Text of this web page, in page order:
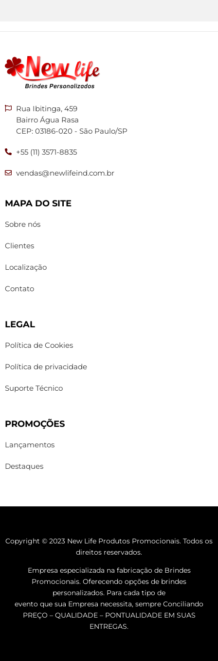
Rua Ibitinga, 459
Bairro Água Rasa
CEP: 03186-020 - São Paulo/SP
+55 (11) 3571-8835
vendas@newlifeind.com.br
MAPA DO SITE
Sobre nós
Clientes
Localização
Contato
LEGAL
Política de Cookies
Política de privacidade
Suporte Técnico
PROMOÇÕES
Lançamentos
Destaques
Copyright © 2023 New Life Produtos Promocionais. Todos os
direitos reservados.
Empresa especializada na fabricação de Brindes
Promocionais. Oferecendo opções de brindes
personalizados. Para cada tipo de
evento que sua Empresa necessita, sempre Conciliando
PREÇO – QUALIDADE – PONTUALIDADE EM SUAS
ENTREGAS.